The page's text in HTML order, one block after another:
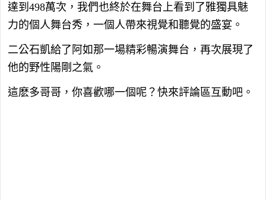
達到498萬次，我們也終於在舞台上看到了雅獨具魅
力的個人舞台秀，一個人帶來視覺和聽覺的盛宴。
二公石凱給了阿如那一場精彩暢演舞台，再次展現了
他的野性陽剛之氣。
這麽多哥哥，你喜歡哪一個呢？快來評論區互動吧。